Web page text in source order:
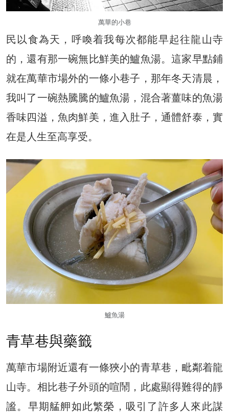
萬華的小巷
民以食為天，呼喚着我每次都能早起往龍山寺
的，還有那一碗無比鮮美的鱸魚湯。這家早點鋪
就在萬華市場外的一條小巷子，那年冬天清晨，
我叫了一碗熱騰騰的鱸魚湯，混合著薑味的魚湯
香味四溢，魚肉鮮美，進入肚子，通體舒泰，實
在是人生至高享受。
鱸魚湯
青草巷與藥籤
萬華市場附近還有一條狹小的青草巷，毗鄰着龍
山寺。相比巷子外頭的喧鬧，此處顯得難得的靜
謐。早期艋舺如此繁榮，吸引了許多人來此謀